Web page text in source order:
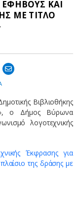
ΚΑΙ
ΜΕ ΤΙΤΛΟ
Βιβλιοθήκης
ο Δήμος Βύρωνα
λογοτεχνικής
Έκφρασης για
της δράσης με